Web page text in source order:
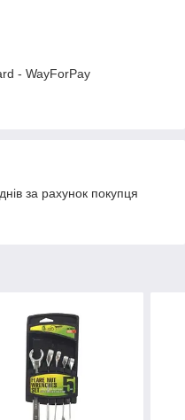
- WayForPay
за рахунок покупця